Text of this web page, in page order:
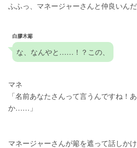
ふふっ、マネージャーさんと仲良いん
白膠木簓
な、なんやと……！？この、
マネ
「名前あなたさんって言うんですね！
か……」
マネージャーさんが簓を遮って話しか